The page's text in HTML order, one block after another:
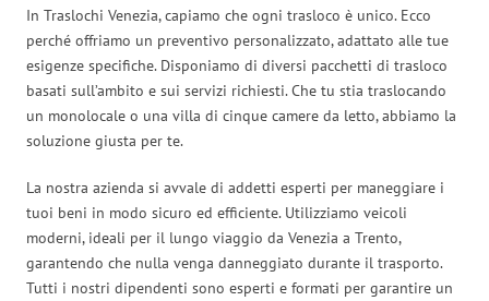
In Traslochi Venezia, capiamo che ogni trasloco è unico. Ecco
perché offriamo un preventivo personalizzato, adattato alle tue
esigenze specifiche. Disponiamo di diversi pacchetti di trasloco
basati sull’ambito e sui servizi richiesti. Che tu stia traslocando
un monolocale o una villa di cinque camere da letto, abbiamo la
soluzione giusta per te.
La nostra azienda si avvale di addetti esperti per maneggiare i
tuoi beni in modo sicuro ed efficiente. Utilizziamo veicoli
moderni, ideali per il lungo viaggio da Venezia a Trento,
garantendo che nulla venga danneggiato durante il trasporto.
Tutti i nostri dipendenti sono esperti e formati per garantire un